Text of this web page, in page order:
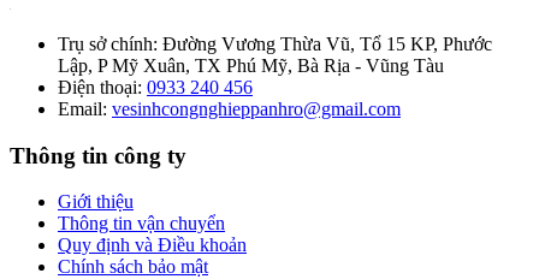
Trụ sở chính: Đường Vương Thừa Vũ, Tổ 15 KP, Phước
Lập, P Mỹ Xuân, TX Phú Mỹ, Bà Rịa - Vũng Tàu
Điện thoại: 0933 240 456
Email: vesinhcongnghieppanhro@gmail.com
Thông tin công ty
Giới thiệu
Thông tin vận chuyển
Quy định và Điều khoản
Chính sách bảo mật